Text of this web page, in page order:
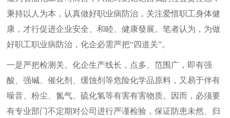
秉持以人为本，认真做好职业病防治，关注爱惜职工身体健
康，才行促进企业安全、和睦、健康發展。笔者认为，为做
好职工职业病防治，化企必需严把“四道关”。
一是严把检测关。化企生产线长，点多、范围广，即有强
酸、强碱、催化剂、缓蚀剂等危险化学品原料，又易于伴有
噪音、粉尘、氮气、硫化氢等有害有害物质。因而，必须要
有专业部门不定期对公司进行严谨检验，保证防患未然、归